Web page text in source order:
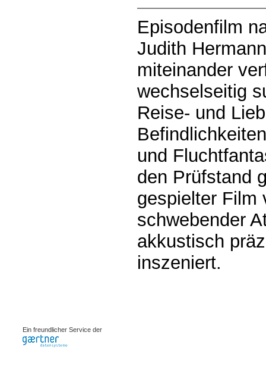
Episodenfilm
Judith
miteinander
wechselseitig
Reise- und
und
den Prüfstand
gespielter Film
schwebender
akkustisch
inszeniert.
Ein freundlicher Service der